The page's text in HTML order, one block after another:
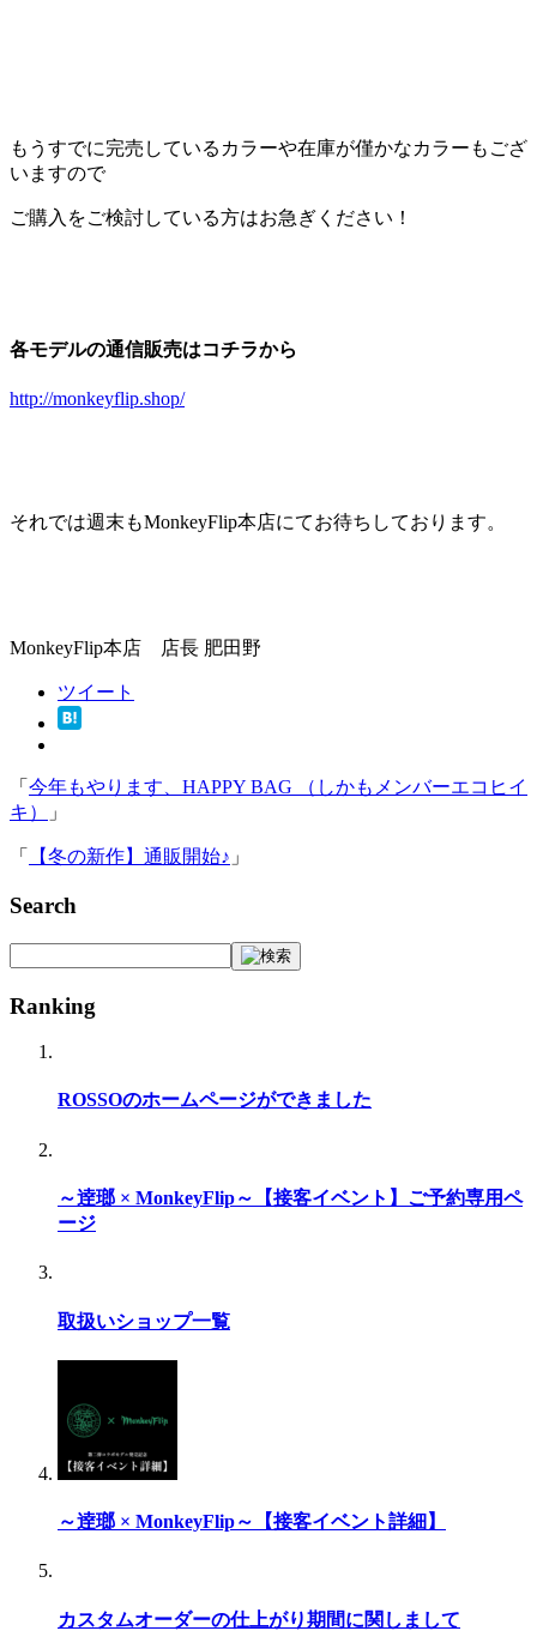
もうすでに完売しているカラーや在庫が僅かなカラーもござ
いますので
ご購入をご検討している方はお急ぎください！
各モデルの通信販売はコチラから
http://monkeyflip.shop/
それでは週末もMonkeyFlip本店にてお待ちしております。
MonkeyFlip本店 店長 肥田野
ツイート
「 今年もやります、HAPPY BAG （しかもメンバーエコヒイ
キ）
」
「 【冬の新作】通販開始♪ 」
Search
Ranking
ROSSOのホームページができました
～逹瑯 × MonkeyFlip～【接客イベント】ご予約専用ペ
ージ
取扱いショップ一覧
～逹瑯 × MonkeyFlip～【接客イベント詳細】
カスタムオーダーの仕上がり期間に関しまして